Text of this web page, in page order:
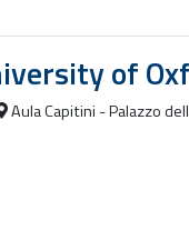
of
Aula Capitini - Palazzo